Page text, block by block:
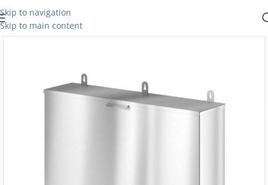
Skip to navigation
Skip to main content